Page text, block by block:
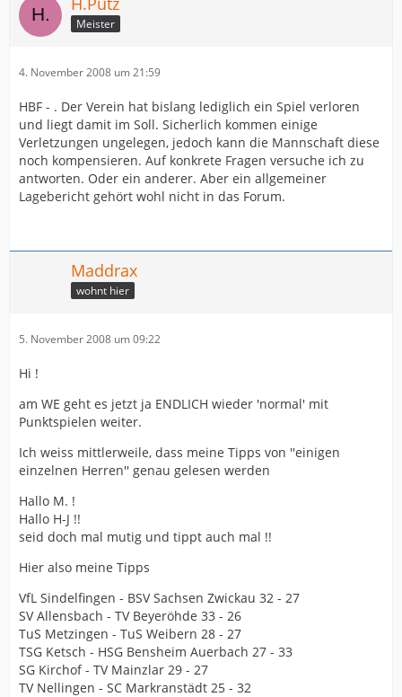
Meister
4. November 2008 um 21:59
HBF - . Der Verein hat bislang lediglich ein Spiel verloren
und liegt damit im Soll. Sicherlich kommen einige
Verletzungen ungelegen, jedoch kann die Mannschaft diese
noch kompensieren. Auf konkrete Fragen versuche ich zu
antworten. Oder ein anderer. Aber ein allgemeiner
Lagebericht gehört wohl nicht in das Forum.
Maddrax
wohnt hier
5. November 2008 um 09:22
Hi !
am WE geht es jetzt ja ENDLICH wieder 'normal' mit
Punktspielen weiter.
Ich weiss mittlerweile, dass meine Tipps von ''einigen
einzelnen Herren'' genau gelesen werden
Hallo M. !
Hallo H-J !!
seid doch mal mutig und tippt auch mal !!
Hier also meine Tipps
VfL Sindelfingen - BSV Sachsen Zwickau 32 - 27
SV Allensbach - TV Beyeröhde 33 - 26
TuS Metzingen - TuS Weibern 28 - 27
TSG Ketsch - HSG Bensheim Auerbach 27 - 33
SG Kirchof - TV Mainzlar 29 - 27
TV Nellingen - SC Markranstädt 25 - 32